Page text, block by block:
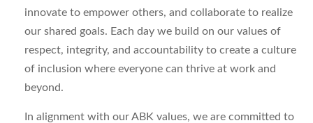
innovate to empower others, and collaborate to realize
our shared goals. Each day we build on our values of
respect, integrity, and accountability to create a culture
of inclusion where everyone can thrive at work and
beyond.
In alignment with our ABK values, we are committed to